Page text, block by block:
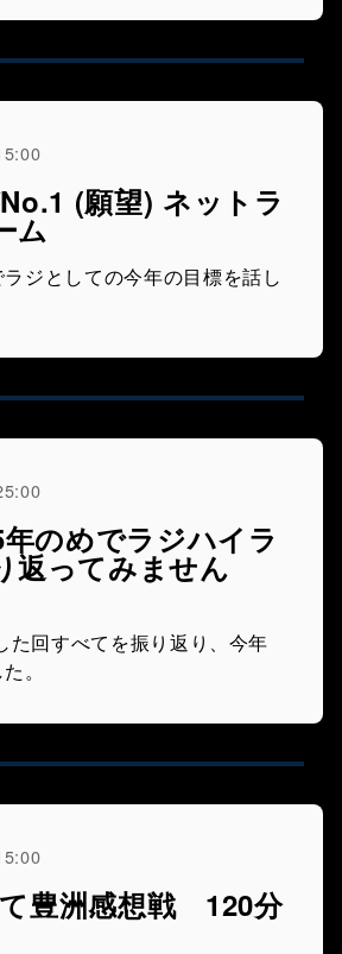
(願望) ネットラ
ム
ジとしての今年の目標を話し
のめでラジハイラ
返ってみません
た回すべてを振り返り、今年
。
豊洲感想戦 120分